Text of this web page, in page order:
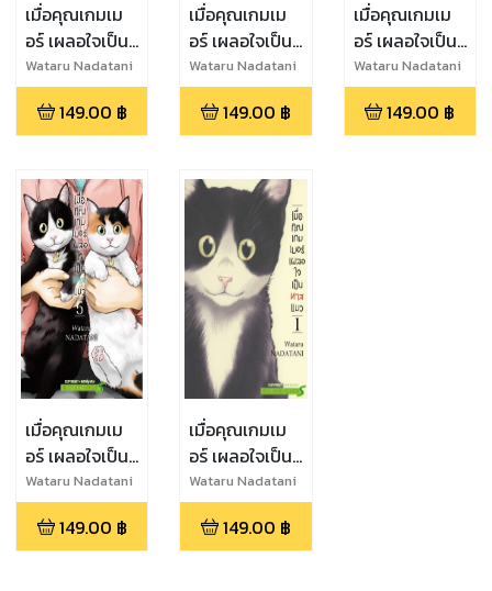
เมื่อคุณเกมเม
อร์ เผลอใจเป็น
ทาสแมว เล่ม 2
Wataru Nadatani
149.00 ฿
เมื่อคุณเกมเม
อร์ เผลอใจเป็น
ทาสแมว เล่ม 3
Wataru Nadatani
149.00 ฿
เมื่อคุณเกมเม
อร์ เผลอใจเป็น
ทาสแมว เล่ม 4
Wataru Nadatani
149.00 ฿
เมื่อคุณเกมเม
อร์ เผลอใจเป็น
ทาสแมว เล่ม 5
Wataru Nadatani
149.00 ฿
เมื่อคุณเกมเม
อร์ เผลอใจเป็น
ทาสแมว เล่ม 1
Wataru Nadatani
149.00 ฿